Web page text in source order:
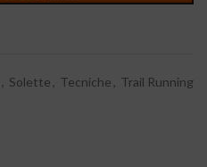
, Solette , Tecniche , Trail Running